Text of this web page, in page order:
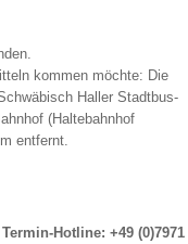
kommen möchte: Die
Haller Stadtbus-
(Haltebahnhof
entfernt.
Hotline: +49 (0)7971